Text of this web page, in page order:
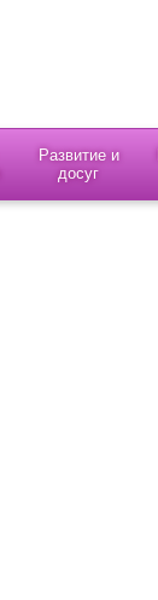
Развитие и
досуг